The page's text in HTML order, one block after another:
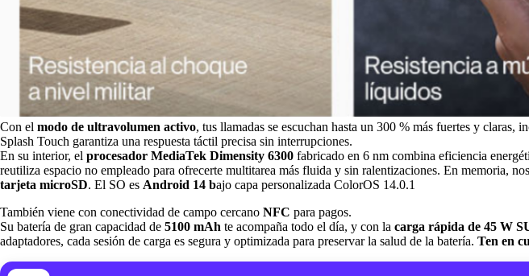
Con el modo de ultravolumen activo, tus llamadas se escuchan hasta un 300 % más fuertes y
Splash Touch garantiza una respuesta táctil precisa sin interrupciones.
En su interior, el procesador MediaTek Dimensity 6300 fabricado en 6 nm combina eficiencia
reutiliza espacio no empleado para ofrecerte multitarea más fluida y sin ralentizaciones. En memoria,
tarjeta microSD. El SO es Android 14 bajo capa personalizada ColorOS 14.0.1
También viene con conectividad de campo cercano NFC para pagos.
Su batería de gran capacidad de 5100 mAh te acompaña todo el día, y con la carga rápida de 45 W
adaptadores, cada sesión de carga es segura y optimizada para preservar la salud de la batería. Ten en